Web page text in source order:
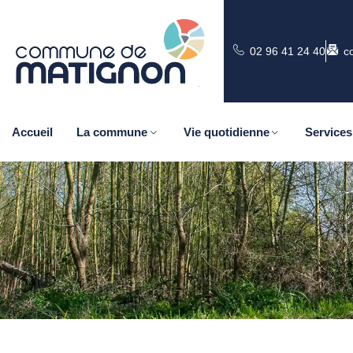
02 96 41 24 40
Accueil La commune Vie quotidienne